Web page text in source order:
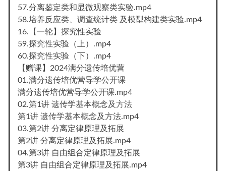
57.分离鉴定类和显微观察类实验.mp4
58.培养反应类、调查统计类 及模型构建类实验.mp4
16.【一轮】探究性实验
59.探究性实验（上）.mp4
60.探究性实验（下）.mp4
【赠课】2024满分遗传培优营
01.满分遗传培优营导学公开课
满分遗传培优营导学公开课.mp4
02.第1讲 遗传学基本概念及方法
第1讲 遗传学基本概念及方法.mp4
03.第2讲 分离定律原理及拓展
第2讲 分离定律原理及拓展.mp4
04.第3讲 自由组合定律原理及拓展
第3讲 自由组合定律原理及拓展.mp4